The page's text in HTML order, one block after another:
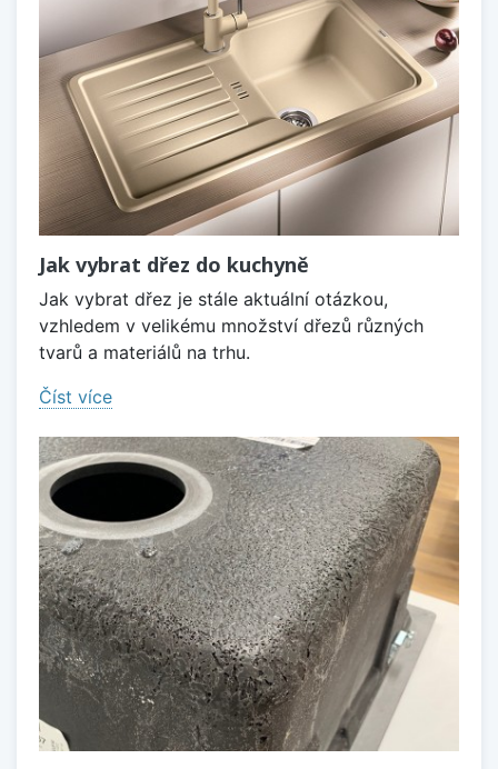
Jak vybrat dřez do kuchyně
Jak vybrat dřez je stále aktuální otázkou,
vzhledem v velikému množství dřezů různých
tvarů a materiálů na trhu.
Číst více